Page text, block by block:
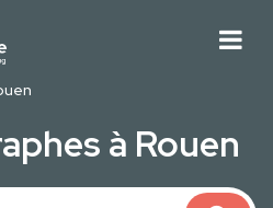
à Rouen